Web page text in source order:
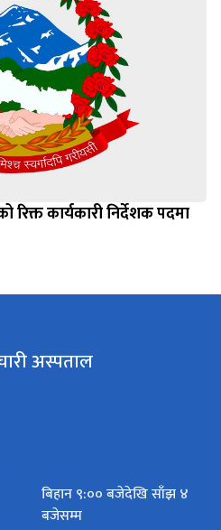
रिक्त कार्यकारी निर्देशक पदमा
अस्पताल
बिहान ९:०० बजेदेखि साँझ ४
बजेसम्म